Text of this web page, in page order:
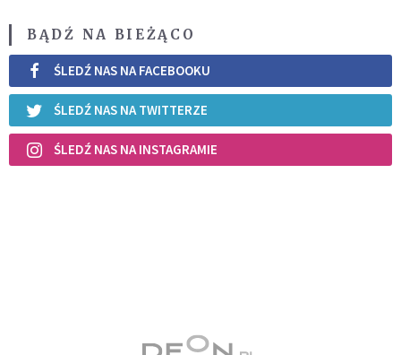
BĄDŹ NA BIEŻĄCO
ŚLEDŹ NAS NA FACEBOOKU
ŚLEDŹ NAS NA TWITTERZE
ŚLEDŹ NAS NA INSTAGRAMIE